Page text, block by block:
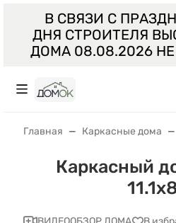
В СВЯЗИ С
ДНЯ СТРОИТЕЛЯ
ДОМА 08.08.2026
Главная Каркасные дома
Каркасный